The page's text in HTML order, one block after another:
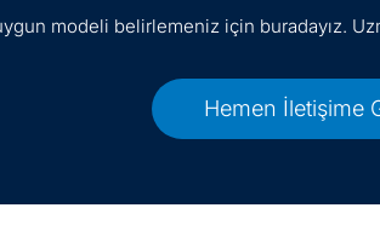
uygun modeli belirlemeniz için
Hemen İletişime